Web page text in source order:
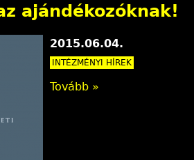
ajándékozóknak!
2015.06.04.
INTÉZMÉNYI HÍREK
Tovább »